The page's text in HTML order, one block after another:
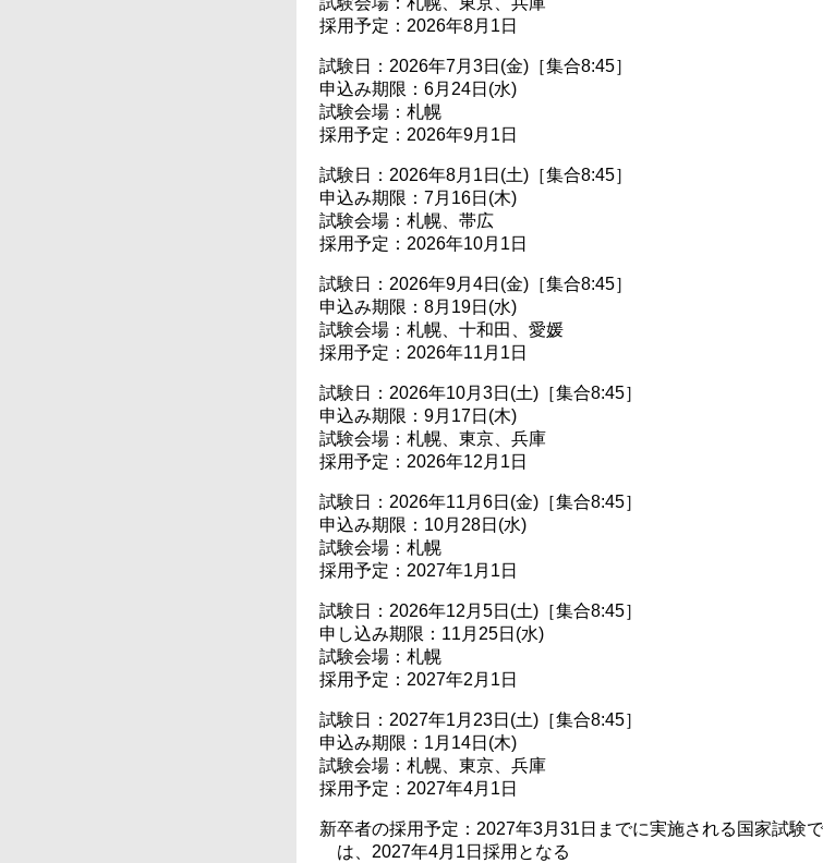
採用予定：2026年8月1日
試験日：2026年7月3日(金)［集合8:45］
申込み期限：6月24日(水)
試験会場：札幌
採用予定：2026年9月1日
試験日：2026年8月1日(土)［集合8:45］
申込み期限：7月16日(木)
試験会場：札幌、帯広
採用予定：2026年10月1日
試験日：2026年9月4日(金)［集合8:45］
申込み期限：8月19日(水)
試験会場：札幌、十和田、愛媛
採用予定：2026年11月1日
試験日：2026年10月3日(土)［集合8:45］
申込み期限：9月17日(木)
試験会場：札幌、東京、兵庫
採用予定：2026年12月1日
試験日：2026年11月6日(金)［集合8:45］
申込み期限：10月28日(水)
試験会場：札幌
採用予定：2027年1月1日
試験日：2026年12月5日(土)［集合8:45］
申し込み期限：11月25日(水)
試験会場：札幌
採用予定：2027年2月1日
試験日：2027年1月23日(土)［集合8:45］
申込み期限：1月14日(木)
試験会場：札幌、東京、兵庫
採用予定：2027年4月1日
新卒者の採用予定：2027年3月31日までに実施される国家試験
は、2027年4月1日採用となる